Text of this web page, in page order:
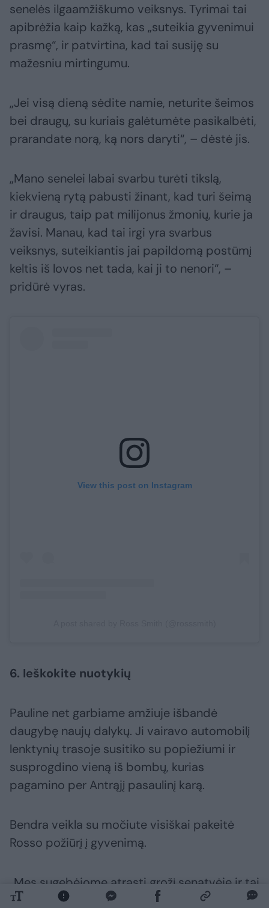
senelės ilgaamžiškumo veiksnys. Tyrimai tai
apibrėžia kaip kažką, kas „suteikia gyvenimui
prasmę“, ir patvirtina, kad tai susiję su
mažesniu mirtingumu.
„Jei visą dieną sėdite namie, neturite šeimos
bei draugų, su kuriais galėtumėte pasikalbėti,
prarandate norą, ką nors daryti“, – dėstė jis.
„Mano senelei labai svarbu turėti tikslą,
kiekvieną rytą pabusti žinant, kad turi šeimą
ir draugus, taip pat milijonus žmonių, kurie ja
žavisi. Manau, kad tai irgi yra svarbus
veiksnys, suteikiantis jai papildomą postūmį
keltis iš lovos net tada, kai ji to nenori“, –
pridūrė vyras.
View this post on Instagram
6. Ieškokite nuotykių
Pauline net garbiame amžiuje išbandė
daugybę naujų dalykų. Ji vairavo automobilį
lenktynių trasoje susitiko su popiežiumi ir
susprogdino vieną iš bombų, kurias
pagamino per Antrąjį pasaulinį karą.
Bendra veikla su močiute visiškai pakeitė
Rosso požiūrį į gyvenimą.
„Mes sugebėjome atrasti grožį senatvėje ir tai
buvo labai ypatinga. Mes pavertėme senatvę